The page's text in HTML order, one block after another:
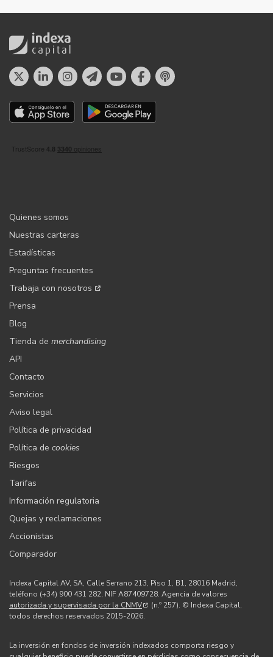
Quienes somos
Nuestras carteras
Estadísticas
Preguntas frecuentes
Trabaja con nosotros
Prensa
Blog
Tienda de merchandising
API
Contacto
Servicios
Aviso legal
Política de privacidad
Política de cookies
Riesgos
Tarifas
Información regulatoria
Quejas y reclamaciones
Accionistas
Comparador
Indexa Capital AV, SA, Calle Serrano 213, Piso 1, B1, 28016 Madrid,
teléfono (+34) 900 431 282, NIF A87409728. Agencia de valores
autorizada y supervisada por la CNMV
(n.º 257). © Indexa Capital,
todos derechos reservados 2015-2026.
La inversión en fondos de inversión indexados comporta riesgo y